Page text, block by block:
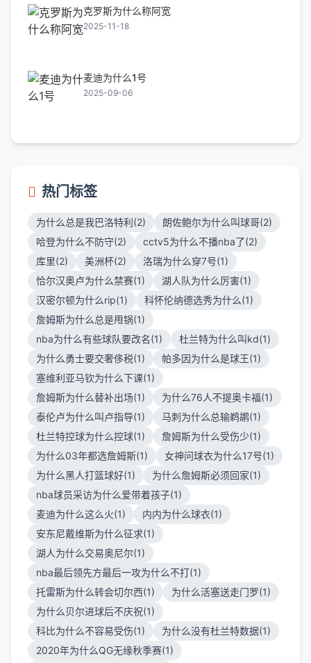
克罗斯为什么称阿宽
2025-11-18
麦迪为什么1号
2025-09-06
热门标签
为什么总是我巴洛特利(2)
朗佐鲍尔为什么叫球哥(2)
哈登为什么不防守(2)
cctv5为什么不播nba了(2)
库里(2)
美洲杯(2)
洛瑞为什么穿7号(1)
恰尔汉奥卢为什么禁赛(1)
湖人队为什么厉害(1)
汉密尔顿为什么rip(1)
科怀伦纳德选秀为什么(1)
詹姆斯为什么总是甩锅(1)
nba为什么有些球队要改名(1)
杜兰特为什么叫kd(1)
为什么勇士要交奢侈税(1)
帕多因为什么是球王(1)
塞维利亚马钦为什么下课(1)
詹姆斯为什么替补出场(1)
为什么76人不提奥卡福(1)
泰伦卢为什么叫卢指导(1)
马刺为什么总输鹈鹕(1)
杜兰特控球为什么控球(1)
詹姆斯为什么受伤少(1)
为什么03年都选詹姆斯(1)
女神问球衣为什么17号(1)
为什么黑人打篮球好(1)
为什么詹姆斯必须回家(1)
nba球员采访为什么爱带着孩子(1)
麦迪为什么这么火(1)
内内为什么球衣(1)
安东尼戴维斯为什么征求(1)
湖人为什么交易奥尼尔(1)
nba最后领先方最后一攻为什么不打(1)
托雷斯为什么转会切尔西(1)
为什么活塞送走门罗(1)
为什么贝尔进球后不庆祝(1)
科比为什么不容易受伤(1)
为什么没有杜兰特数据(1)
2020年为什么QG无缘秋季赛(1)